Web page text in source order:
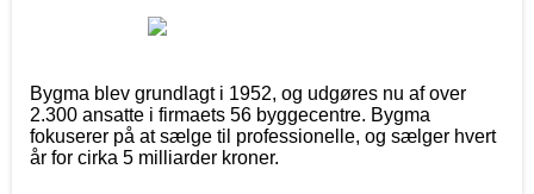
Bygma blev grundlagt i 1952, og udgøres nu af over
2.300 ansatte i firmaets 56 byggecentre. Bygma
fokuserer på at sælge til professionelle, og sælger hvert
år for cirka 5 milliarder kroner.